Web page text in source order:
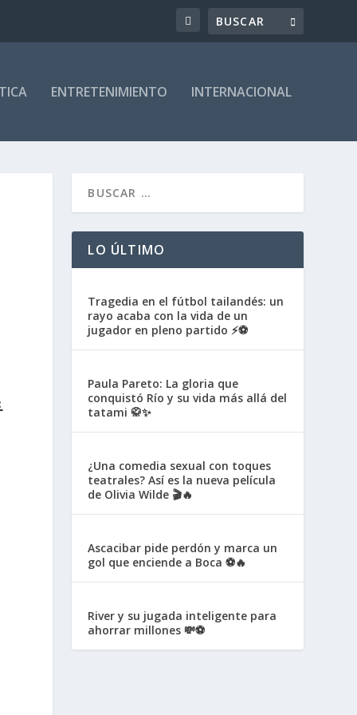
ENTRETENIMIENTO INTERNACIONAL
LO ÚLTIMO
Tragedia en el fútbol tailandés: un
rayo acaba con la vida de un
jugador en pleno partido ⚡⚽
Paula Pareto: La gloria que
conquistó Río y su vida más allá del
tatami 🥋✨
¿Una comedia sexual con toques
teatrales? Así es la nueva película
de Olivia Wilde 🎬🔥
Ascacibar pide perdón y marca un
gol que enciende a Boca ⚽🔥
River y su jugada inteligente para
ahorrar millones 💸⚽